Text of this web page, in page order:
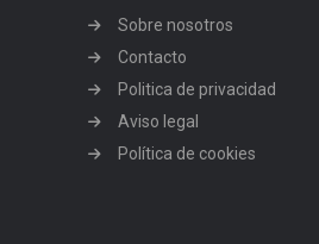
Sobre nosotros
Contacto
Politica de privacidad
Aviso legal
Política de cookies